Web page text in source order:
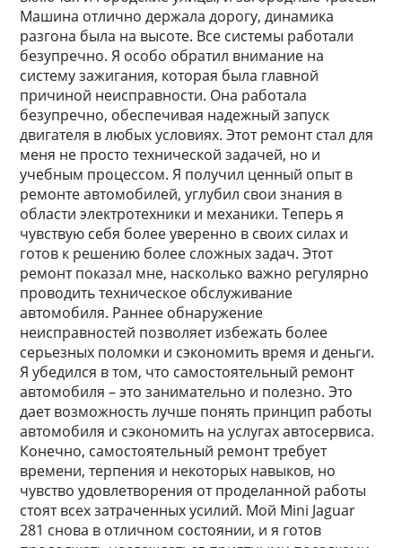
Машина отлично держала дорогу, динамика
разгона была на высоте. Все системы работали
безупречно. Я особо обратил внимание на
систему зажигания, которая была главной
причиной неисправности. Она работала
безупречно, обеспечивая надежный запуск
двигателя в любых условиях. Этот ремонт стал для
меня не просто технической задачей, но и
учебным процессом. Я получил ценный опыт в
ремонте автомобилей, углубил свои знания в
области электротехники и механики. Теперь я
чувствую себя более уверенно в своих силах и
готов к решению более сложных задач. Этот
ремонт показал мне, насколько важно регулярно
проводить техническое обслуживание
автомобиля. Раннее обнаружение
неисправностей позволяет избежать более
серьезных поломки и сэкономить время и деньги.
Я убедился в том, что самостоятельный ремонт
автомобиля – это занимательно и полезно. Это
дает возможность лучше понять принцип работы
автомобиля и сэкономить на услугах автосервиса.
Конечно, самостоятельный ремонт требует
времени, терпения и некоторых навыков, но
чувство удовлетворения от проделанной работы
стоят всех затраченных усилий. Мой Mini Jaguar
281 снова в отличном состоянии, и я готов